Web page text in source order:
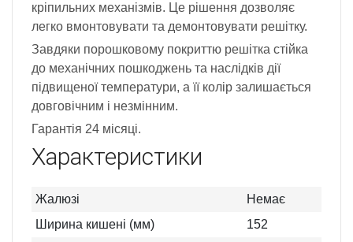
кріпильних механізмів. Це рішення дозволяє
легко вмонтовувати та демонтовувати решітку.
Завдяки порошковому покриттю решітка стійка
до механічних пошкоджень та наслідків дії
підвищеної температури, а її колір залишається
довговічним і незмінним.
Гарантія 24 місяці.
Характеристики
Жалюзі
Немає
Ширина кишені (мм)
152